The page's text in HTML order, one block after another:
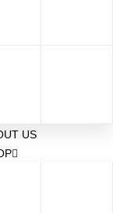
US
reseller